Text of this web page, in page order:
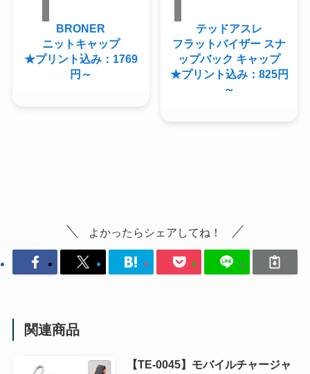
BRONER
ニットキャップ
★プリント込み：1769
円～
テッドアスレ
フラットバイザー スナ
ップバック キャップ
★プリント込み：825円
～
よかったらシェアしてね！
関連商品
【TE-0045】モバイルチャージャ